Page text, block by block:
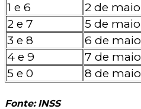
1 e 6
2 de maio
2 e 7
5 de maio
3 e 8
6 de maio
4 e 9
7 de maio
5 e 0
8 de maio
Fonte: INSS